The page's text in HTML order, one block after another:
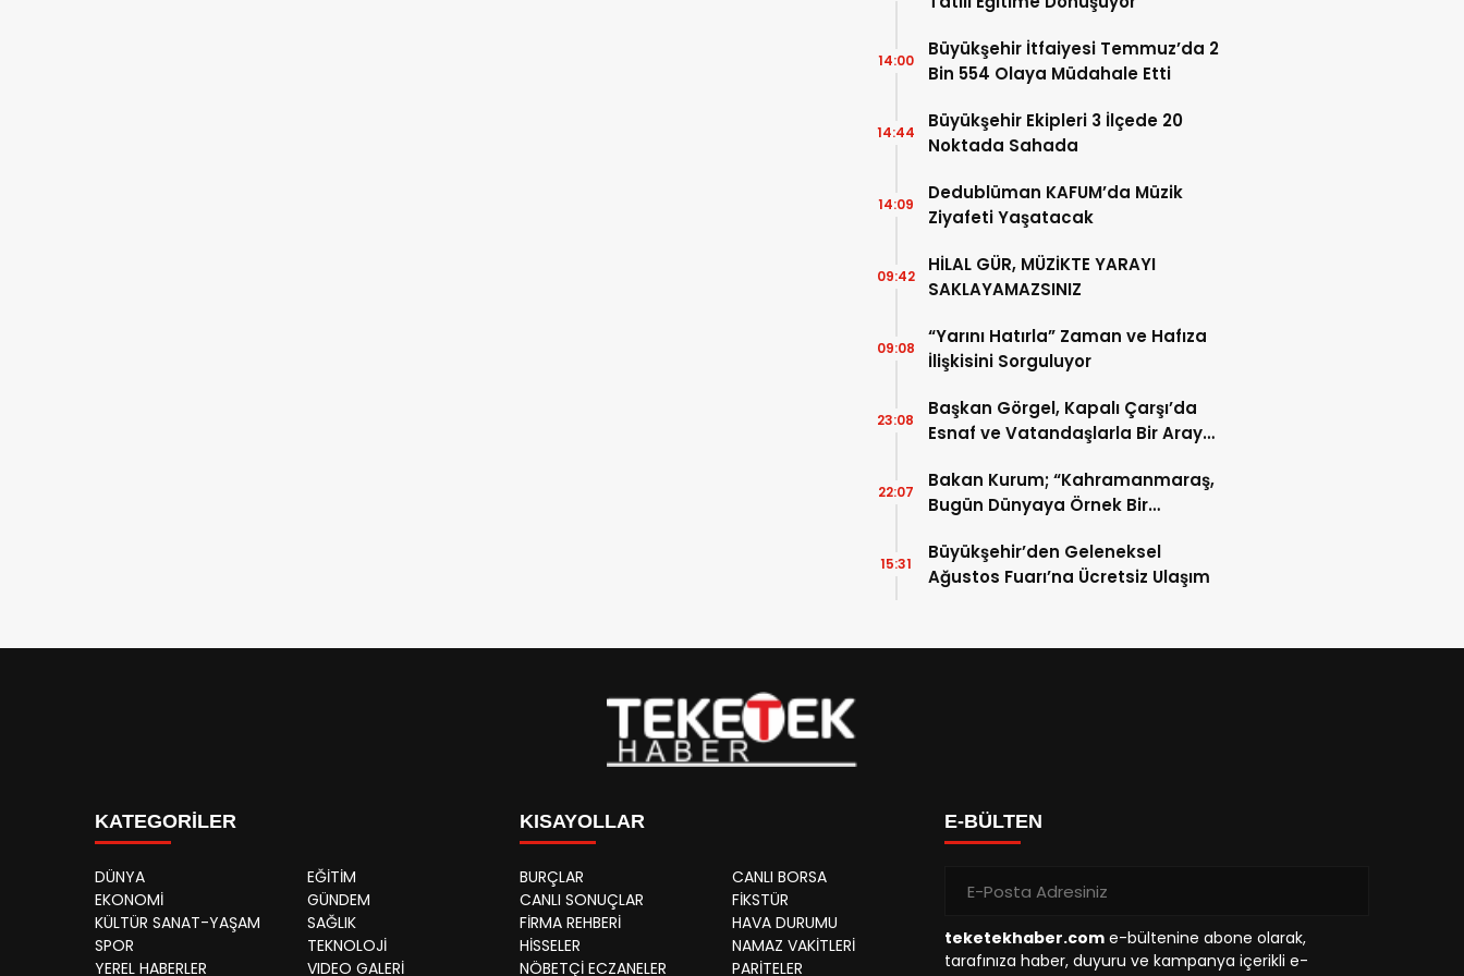
Büyükşehir İtfaiyesi Temmuz’da 2
Bin 554 Olaya Müdahale Etti
14:00
Büyükşehir Ekipleri 3 İlçede 20
Noktada Sahada
14:44
Dedublüman KAFUM’da Müzik
Ziyafeti Yaşatacak
14:09
HİLAL GÜR, MÜZİKTE YARAYI
SAKLAYAMAZSINIZ
09:42
“Yarını Hatırla” Zaman ve Hafıza
İlişkisini Sorguluyor
09:08
Başkan Görgel, Kapalı Çarşı’da
Esnaf ve Vatandaşlarla Bir Araya
23:08
Bakan Kurum; “Kahramanmaraş,
Bugün Dünyaya Örnek Bir
22:07
Büyükşehir’den Geleneksel
Ağustos Fuarı’na Ücretsiz Ulaşım
15:31
KATEGORİLER
DÜNYA
EĞİTİM
EKONOMİ
GÜNDEM
KÜLTÜR SANAT-YAŞAM
SAĞLIK
SPOR
TEKNOLOJİ
YEREL HABERLER
VIDEO GALERİ
KISAYOLLAR
BURÇLAR
CANLI BORSA
CANLI SONUÇLAR
FİKSTÜR
FİRMA REHBERİ
HAVA DURUMU
HİSSELER
NAMAZ VAKİTLERİ
NÖBETÇİ ECZANELER
PARİTELER
E-BÜLTEN
teketekhaber.com e-bültenine abone olarak,
tarafınıza haber, duyuru ve kampanya içerikli e-